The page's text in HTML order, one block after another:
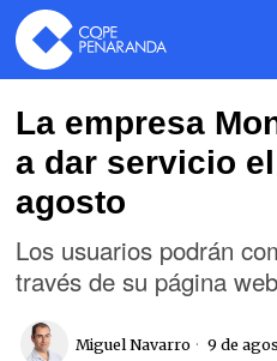
La empresa
a dar servicio
agosto
Los usuarios podrán
través de su página web
Miguel Navarro 9 de